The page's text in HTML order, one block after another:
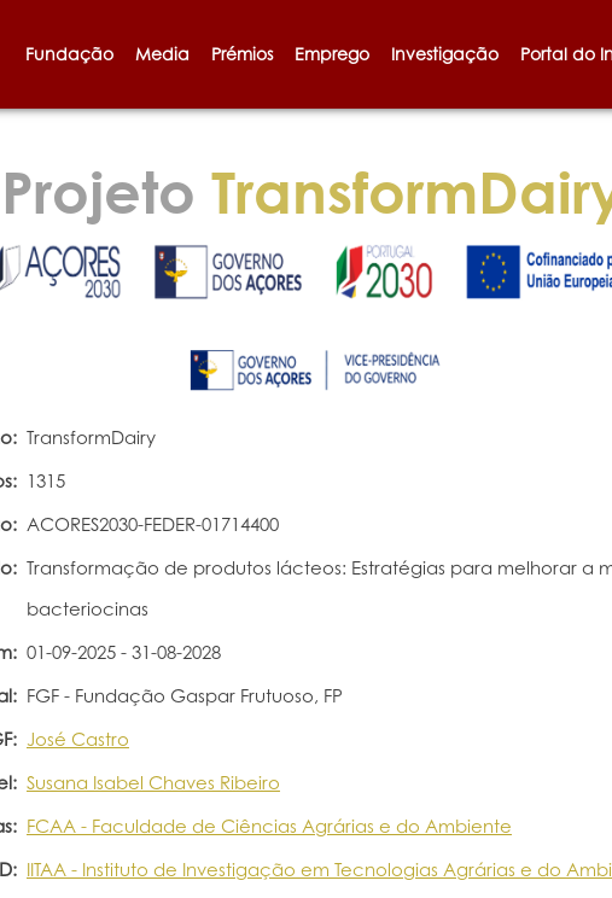
Fundação Media Prémios Emprego Investigação Portal do
Projeto
TransformDairy
1315
ACORES2030-FEDER-01714400
Transformação de produtos lácteos: Estratégias para melhorar a
bacteriocinas
01-09-2025 - 31-08-2028
FGF - Fundação Gaspar Frutuoso, FP
José Castro
Susana Isabel Chaves Ribeiro
FCAA - Faculdade de Ciências Agrárias e do Ambiente
IITAA - Instituto de Investigação em Tecnologias Agrárias e do